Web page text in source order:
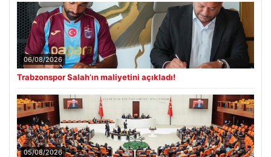
06/08/2026
Trabzonspor Salah’ın maliyetini açıkladı!
05/08/2026